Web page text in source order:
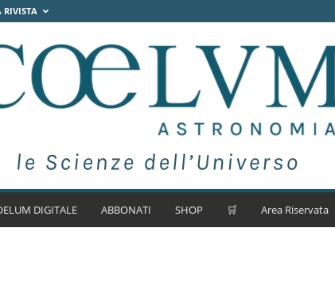
RIVISTA
DIGITALE ABBONATI SHOP 🛒 Area Riservata